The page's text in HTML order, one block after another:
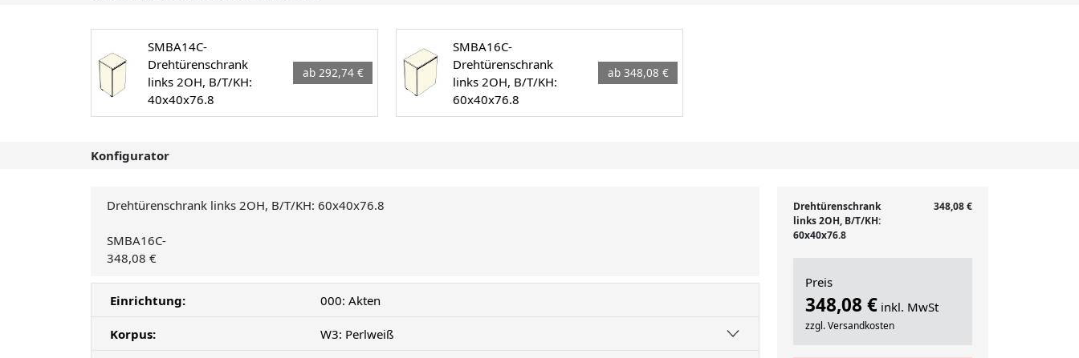
SMBA14C-
Drehtürenschrank
links 2OH, B/T/KH:
40x40x76.8
ab 292,74 €
SMBA16C-
Drehtürenschrank
links 2OH, B/T/KH:
60x40x76.8
ab 348,08 €
Konfigurator
Drehtürenschrank links 2OH, B/T/KH: 60x40x76.8
SMBA16C-
348,08 €
Einrichtung: 000: Akten
Korpus: W3: Perlweiß
Drehtürenschrank
links 2OH, B/T/KH:
60x40x76.8
348,08 €
Preis
348,08 € inkl. MwSt
zzgl. Versandkosten